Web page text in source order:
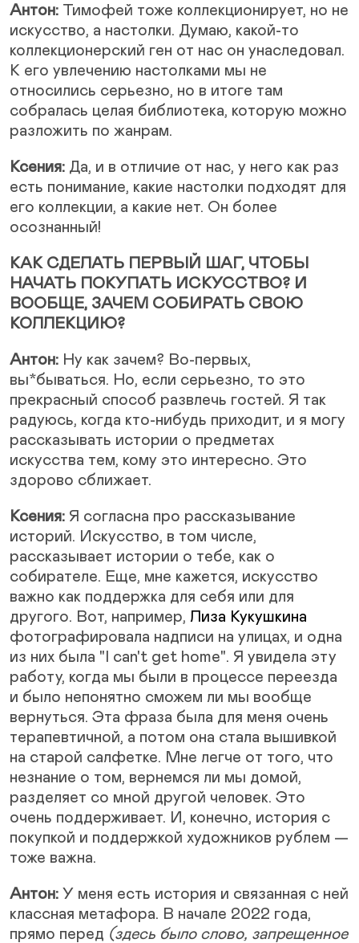
Антон: Тимофей тоже коллекционирует, но не
искусство, а настолки. Думаю, какой-то
коллекционерский ген от нас он унаследовал.
К его увлечению настолками мы не
относились серьезно, но в итоге там
собралась целая библиотека, которую можно
разложить по жанрам.
Ксения: Да, и в отличие от нас, у него как раз
есть понимание, какие настолки подходят для
его коллекции, а какие нет. Он более
осознанный!
КАК СДЕЛАТЬ ПЕРВЫЙ ШАГ, ЧТОБЫ
НАЧАТЬ ПОКУПАТЬ ИСКУССТВО? И
ВООБЩЕ, ЗАЧЕМ СОБИРАТЬ СВОЮ
КОЛЛЕКЦИЮ?
Антон: Ну как зачем? Во-первых,
вы*бываться. Но, если серьезно, то это
прекрасный способ развлечь гостей. Я так
радуюсь, когда кто-нибудь приходит, и я могу
рассказывать истории о предметах
искусства тем, кому это интересно. Это
здорово сближает.
Ксения: Я согласна про рассказывание
историй. Искусство, в том числе,
рассказывает истории о тебе, как о
собирателе. Еще, мне кажется, искусство
важно как поддержка для себя или для
другого. Вот, например, Лиза Кукушкина
фотографировала надписи на улицах, и одна
из них была "I can't get home". Я увидела эту
работу, когда мы были в процессе переезда
и было непонятно сможем ли мы вообще
вернуться. Эта фраза была для меня очень
терапевтичной, а потом она стала вышивкой
на старой салфетке. Мне легче от того, что
незнание о том, вернемся ли мы домой,
разделяет со мной другой человек. Это
очень поддерживает. И, конечно, история с
покупкой и поддержкой художников рублем —
тоже важна.
Антон: У меня есть история и связанная с ней
классная метафора. В начале 2022 года,
прямо перед (здесь было слово, запрещенное